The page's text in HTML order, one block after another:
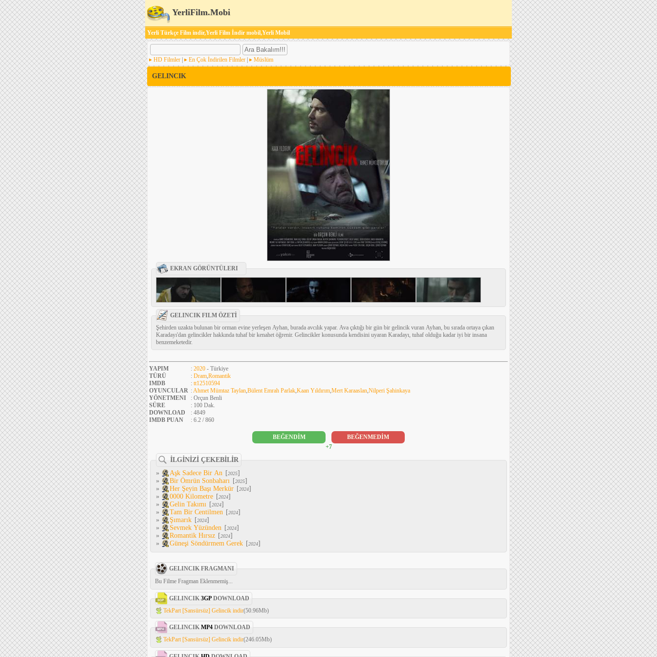
YerliFilm.Mobi
Yerli Türkçe Film indir,Yerli Film İndir mobil,Yerli Mobil
HD Filmler En Çok İndirilen Filmler Müslüm
GELINCIK
EKRAN GÖRÜNTÜLERI
GELINCIK FILM ÖZETİ
Şehirden uzakta bulunan bir orman evine yerleşen Ayhan, burada avcılık yapar. Ava çıktığı bir gün bir gelincik vuran Ayhan, bu sırada ortaya çıkan
Karadayı'dan gelincikler hakkında tuhaf bir kenahet öğrenir. Gelincikler konusunda kendisini uyaran Karadayı, tuhaf olduğu kadar iyi bir insana
benzemeketedir.
YAPIM : 2020 - Türkiye
TÜRÜ
: Dram,Romantik
IMDB
: tt12510594
OYUNCULAR :Ahmet Mümtaz Taylan,Bülent Emrah Parlak,Kaan Yıldırım,Mert Karaaslan,Nilperi Şahinkaya
YÖNETMENI
: Orçun Benli
SÜRE
: 100 Dak.
DOWNLOAD
: 4849
IMDB PUAN
: 6.2 / 860
BEĞENDİM
BEĞENMEDİM
+7
İLGİNİZİ ÇEKEBİLİR
»
Aşk Sadece Bir An [2025]
»
Bir Ömrün Sonbaharı [2025]
»
Her Şeyin Başı Merkür [2024]
»
0000 Kilometre [2024]
»
Gelin Takımı [2024]
»
Tam Bir Centilmen [2024]
»
Şımarık [2024]
»
Sevmek Yüzünden [2024]
»
Romantik Hırsız [2024]
»
Güneşi Söndürmem Gerek [2024]
GELINCIK FRAGMANI
Bu Filme Fragman Eklenmemiş...
GELINCIK 3GP DOWNLOAD
TekPart [Sansürsüz] Gelincik indir(50.96Mb)
GELINCIKMP4 DOWNLOAD
TekPart [Sansürsüz] Gelincik indir(246.05Mb)